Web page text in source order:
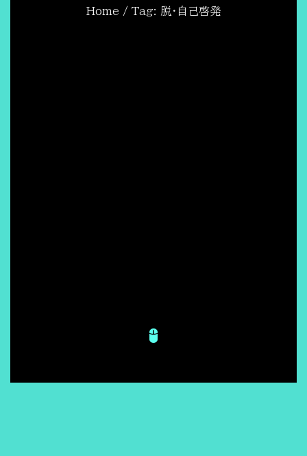
Home / Tag: 脱・自己啓発